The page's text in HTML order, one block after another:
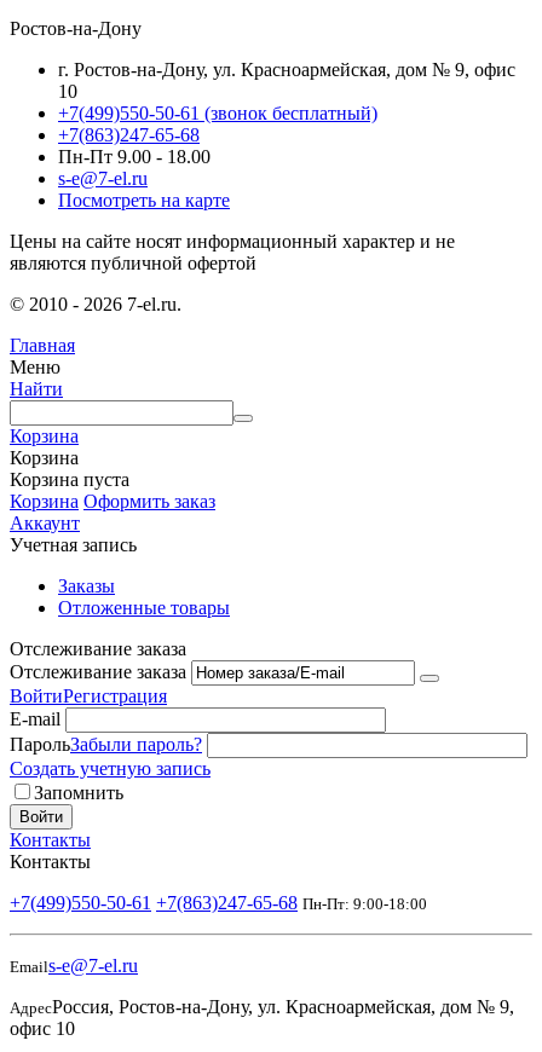
Ростов-на-Дону
г. Ростов-на-Дону, ул. Красноармейская, дом № 9, офис
10
+7(499)550-50-61 (звонок бесплатный)
+7(863)247-65-68
Пн-Пт 9.00 - 18.00
s-e@7-el.ru
Посмотреть на карте
Цены на сайте носят информационный характер и не
являются публичной офертой
© 2010 - 2026 7-el.ru.
Главная
Меню
Найти
Корзина
Корзина
Корзина пуста
Корзина Оформить заказ
Аккаунт
Учетная запись
Заказы
Отложенные товары
Отслеживание заказа
Отслеживание заказа
ВойтиРегистрация
E-mail
ПарольЗабыли пароль?
Создать учетную запись
Запомнить
Войти
Контакты
Контакты
+7(499)550-50-61 +7(863)247-65-68 Пн-Пт: 9:00-18:00
Emails-e@7-el.ru
АдресРоссия, Ростов-на-Дону, ул. Красноармейская, дом № 9,
офис 10